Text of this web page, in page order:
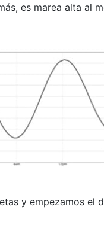
es marea alta al
y empezamos el